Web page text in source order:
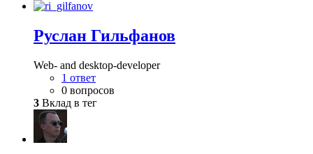
Руслан Гильфанов
Web- and desktop-developer
1 ответ
0 вопросов
3 Вклад в тег